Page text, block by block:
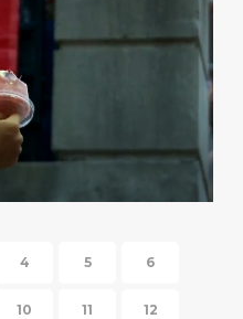
4 5 6
10 11 12